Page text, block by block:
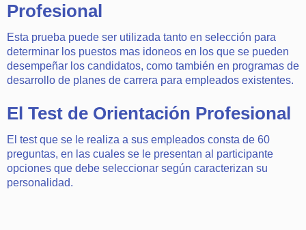
Profesional
Esta prueba puede ser utilizada tanto en selección para
determinar los puestos mas idoneos en los que se pueden
desempeñar los candidatos, como también en programas de
desarrollo de planes de carrera para empleados existentes.
El Test de Orientación Profesional
El test que se le realiza a sus empleados consta de 60
preguntas, en las cuales se le presentan al participante
opciones que debe seleccionar según caracterizan su
personalidad.